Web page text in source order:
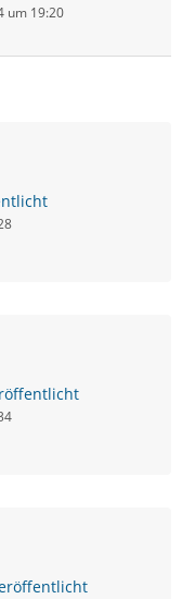
um 19:20